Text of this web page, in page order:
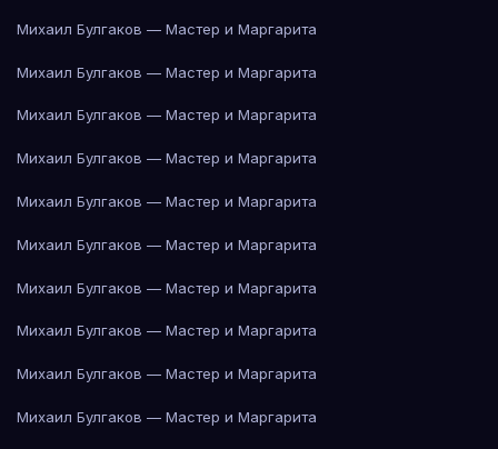
Михаил Булгаков — Мастер и Маргарита
Михаил Булгаков — Мастер и Маргарита
Михаил Булгаков — Мастер и Маргарита
Михаил Булгаков — Мастер и Маргарита
Михаил Булгаков — Мастер и Маргарита
Михаил Булгаков — Мастер и Маргарита
Михаил Булгаков — Мастер и Маргарита
Михаил Булгаков — Мастер и Маргарита
Михаил Булгаков — Мастер и Маргарита
Михаил Булгаков — Мастер и Маргарита